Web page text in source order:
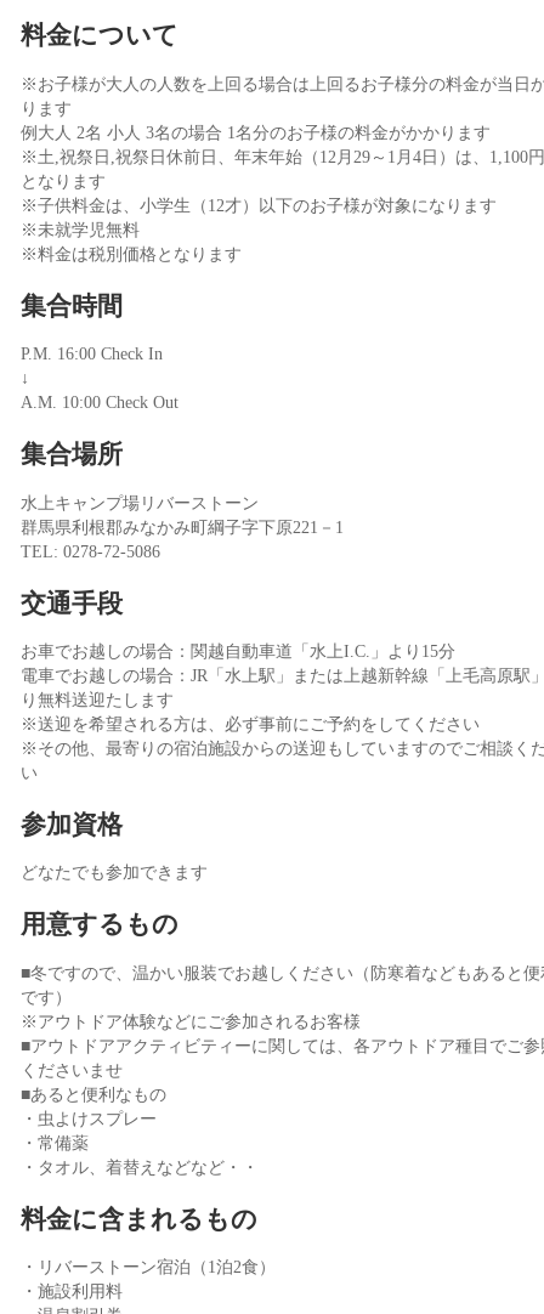
料金について
※お子様が大人の人数を上回る場合は上回るお子様分の料金が当日
ります
例大人 2名 小人 3名の場合 1名分のお子様の料金がかかります
※土,祝祭日,祝祭日休前日、年末年始（12月29～1月4日）は、1,100
となります
※子供料金は、小学生（12才）以下のお子様が対象になります
※未就学児無料
※料金は税別価格となります
集合時間
P.M. 16:00 Check In
↓
A.M. 10:00 Check Out
集合場所
水上キャンプ場リバーストーン
群馬県利根郡みなかみ町綱子字下原221－1
TEL: 0278-72-5086
交通手段
お車でお越しの場合：関越自動車道「水上I.C.」より15分
電車でお越しの場合：JR「水上駅」または上越新幹線「上毛高原駅
り無料送迎たします
※送迎を希望される方は、必ず事前にご予約をしてください
※その他、最寄りの宿泊施設からの送迎もしていますのでご相談く
い
参加資格
どなたでも参加できます
用意するもの
■冬ですので、温かい服装でお越しください（防寒着などもあると便
です）
※アウトドア体験などにご参加されるお客様
■アウトドアアクティビティーに関しては、各アウトドア種目でご参
くださいませ
■あると便利なもの
・虫よけスプレー
・常備薬
・タオル、着替えなどなど・・
料金に含まれるもの
・リバーストーン宿泊（1泊2食）
・施設利用料